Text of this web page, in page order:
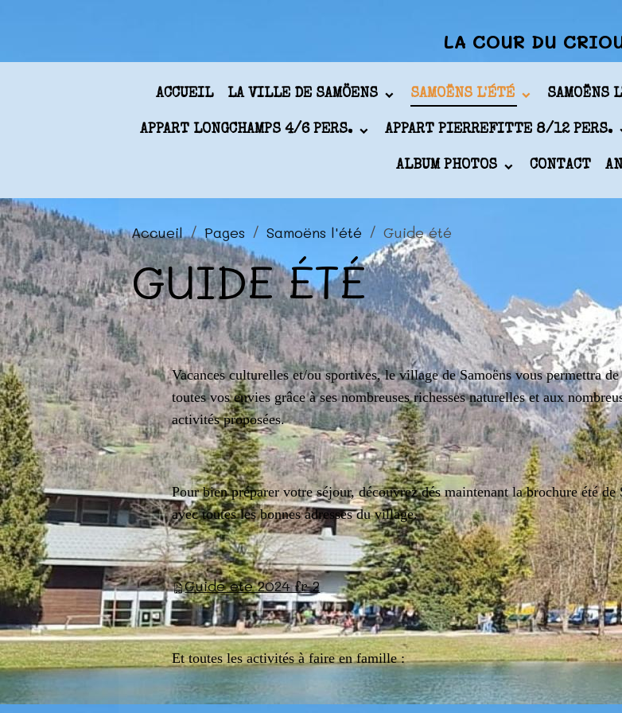
LA COUR DU
ACCUEIL LA VILLE DE SAMÖENS SAMOËNS L'ÉTÉ SAMOËNS
APPART LONGCHAMPS 4/6 PERS. APPART PIERREFITTE 8/12 PERS.
ALBUM PHOTOS CONTACT
Accueil Pages Samoëns l'été Guide été
GUIDE ÉTÉ
Vacances culturelles et/ou sportives, le village de Samoëns vous permettra
toutes vos envies grâce à ses nombreuses richesses naturelles et aux
activités proposées.
Pour bien préparer votre séjour, découvrez dés maintenant la brochure été de
avec toutes les bonnes adresses du village.
Guide ete 2024 fr 2
Et toutes les activités à faire en famille :